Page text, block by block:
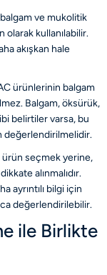
balgam ve mukolitik
kullanılabilir.
akışkan hale
ürünlerinin balgam
Balgam, öksürük,
belirtiler varsa, bu
değerlendirilmelidir.
seçmek yerine,
alınmalıdır.
ayrıntılı bilgi için
değerlendirilebilir.
ile Birlikte